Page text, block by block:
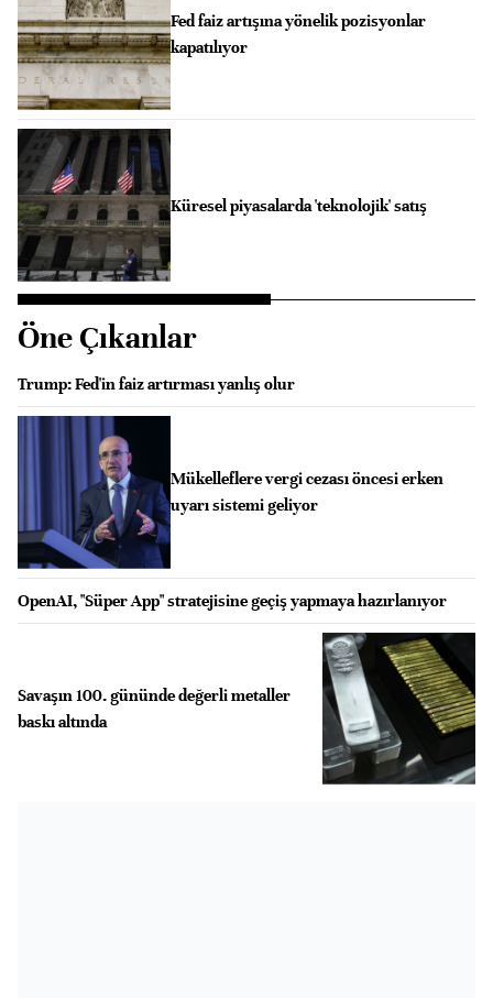
Fed faiz artışına yönelik pozisyonlar
kapatılıyor
Küresel piyasalarda 'teknolojik' satış
Öne Çıkanlar
Trump: Fed'in faiz artırması yanlış olur
Mükelleflere vergi cezası öncesi erken
uyarı sistemi geliyor
OpenAI, "Süper App" stratejisine geçiş yapmaya hazırlanıyor
Savaşın 100. gününde değerli metaller
baskı altında